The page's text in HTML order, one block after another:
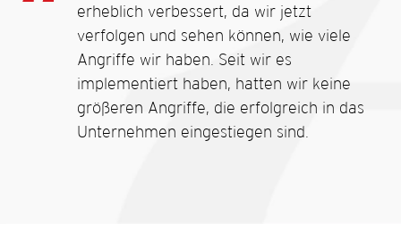
erheblich verbessert, da wir jetzt
verfolgen und sehen können, wie viele
Angriffe wir haben. Seit wir es
implementiert haben, hatten wir keine
größeren Angriffe, die erfolgreich in das
Unternehmen eingestiegen sind.